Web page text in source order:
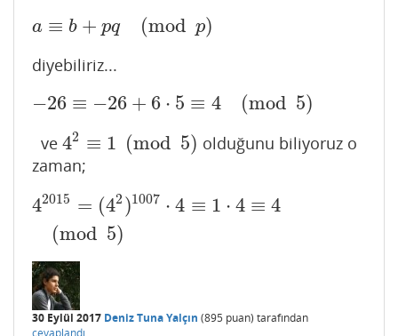
a ≡ b + pq (mod p)
a≡b +pq modp)
diyebiliriz...
−26 ≡ −26 + 6 ⋅ 5 ≡ 4 (mod 5)
−26≡−26+ 6 5 ≡4( mod 5)
ve 42 ≡ 1 (mod 5)
42 ≡1( mod5)
olduğunu biliyoruz o
zaman;
42015 = (42 )1007 ⋅ 4 ≡ 1 ⋅ 4 ≡ 4
(mod 5)
42015=(42) 1007⋅4 ≡ 1 ⋅4≡4( mod
30 Eylül 2017 Deniz Tuna Yalçın (895 puan) tarafından